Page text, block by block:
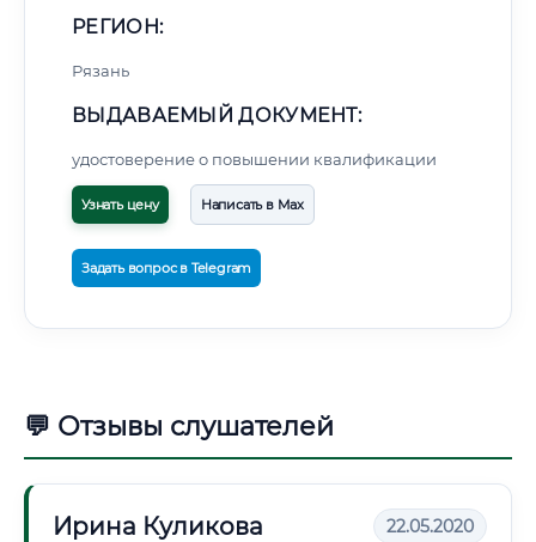
РЕГИОН:
Рязань
ВЫДАВАЕМЫЙ ДОКУМЕНТ:
удостоверение о повышении квалификации
Узнать цену Написать в Max
Задать вопрос в Telegram
💬 Отзывы слушателей
Ирина Куликова 22.05.2020